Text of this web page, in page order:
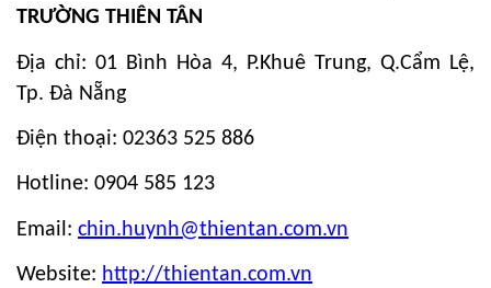
TRƯỜNG THIÊN TÂN
Địa chỉ: 01 Bình Hòa 4, P.Khuê Trung, Q.Cẩm Lệ,
Tp. Đà Nẵng
Điện thoại: 02363 525 886
Hotline: 0904 585 123
Email: chin.huynh@thientan.com.vn
Website: http://thientan.com.vn